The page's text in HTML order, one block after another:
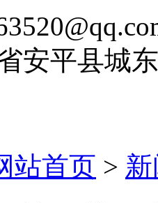
安平县城
站首页 >